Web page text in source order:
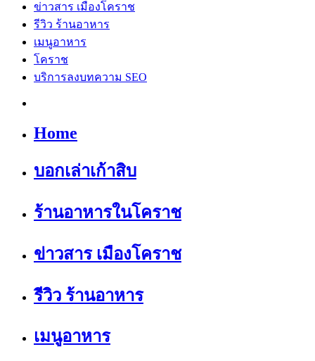
ข่าวสาร เมืองโคราช
รีวิว ร้านอาหาร
เมนูอาหาร
โคราช
บริการลงบทความ SEO
Home
บอกเล่าเก้าสิบ
ร้านอาหารในโคราช
ข่าวสาร เมืองโคราช
รีวิว ร้านอาหาร
เมนูอาหาร